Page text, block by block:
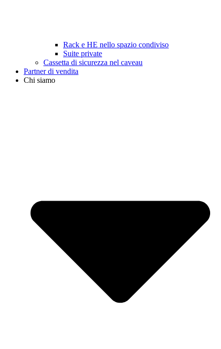
Rack e HE nello spazio condiviso
Suite private
Cassetta di sicurezza nel caveau
Partner di vendita
Chi siamo